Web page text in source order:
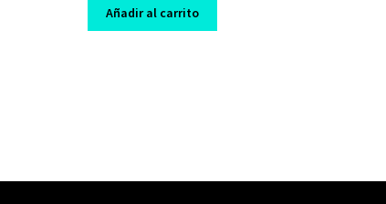
was:
$ 297,00.
is:
$ 7,00.
Añadir al carrito